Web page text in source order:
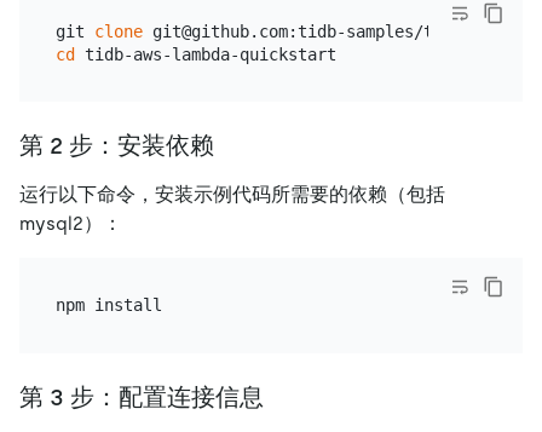
git clone
cd
第 2 步：安装依赖
运行以下命令，安装示例代码所需要的依赖（包括
mysql2）：
第 3 步：配置连接信息